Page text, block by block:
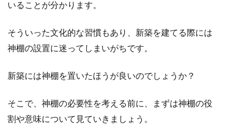
段を左右するポイントとは
売ることを考えている方もいるでしょう。売る
とな...
いることが分かります。
そういった文化的な習慣もあり、新築を建てる際には
神棚の設置に迷ってしまいがちです。
新築には神棚を置いたほうが良いのでしょうか？
そこで、神棚の必要性を考える前に、まずは神棚の役
割や意味について見ていきましょう。